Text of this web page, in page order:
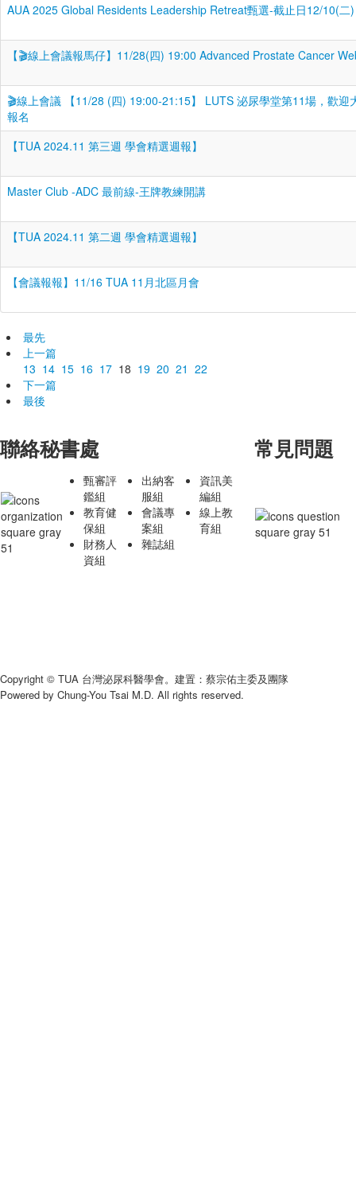
AUA 2025 Global Residents Leadership Retreat甄選-截止日12/10(二
【🎬線上會議報馬仔】11/28(四) 19:00 Advanced Prostate Cancer
🎬線上會議 【11/28 (四) 19:00-21:15】 LUTS 泌尿學堂第11場，歡迎
報名
【TUA 2024.11 第三週 學會精選週報】
Master Club -ADC 最前線-王牌教練開講
【TUA 2024.11 第二週 學會精選週報】
【會議報報】11/16 TUA 11月北區月會
最先
上一篇
13 14 15 16 17 18 19 20 21 22
下一篇
最後
聯絡秘書處
甄審評
鑑組
教育健
保組
財務人
資組
出納客
服組
會議專
案組
雜誌組
資訊美
編組
線上教
育組
常見問題
Copyright © TUA 台灣泌尿科醫學會。建置：蔡宗佑主委及團隊
Powered by Chung-You Tsai M.D. All rights reserved.